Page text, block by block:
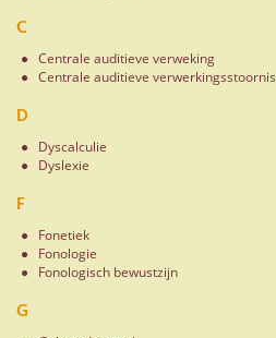
C
Centrale auditieve verweking
Centrale auditieve verwerkingsstoornis
D
Dyscalculie
Dyslexie
F
Fonetiek
Fonologie
Fonologisch bewustzijn
G